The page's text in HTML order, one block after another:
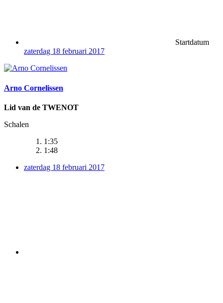
Startdatum
zaterdag 18 februari 2017
Arno Cornelissen
Lid van de TWENOT
Schalen
1:35
1:48
zaterdag 18 februari 2017